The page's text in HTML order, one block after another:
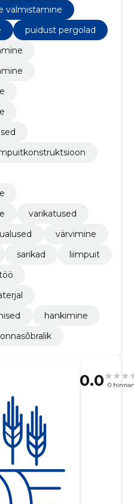
ja plaanide
valmistamine
puidust pergolad
varikatused
värvimine
sarikad
liimpuit
hankimine
0.0 0